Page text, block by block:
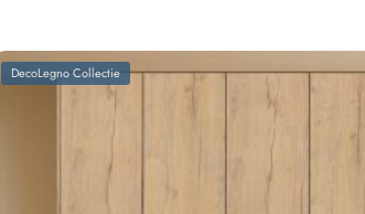
DecoLegno Collectie